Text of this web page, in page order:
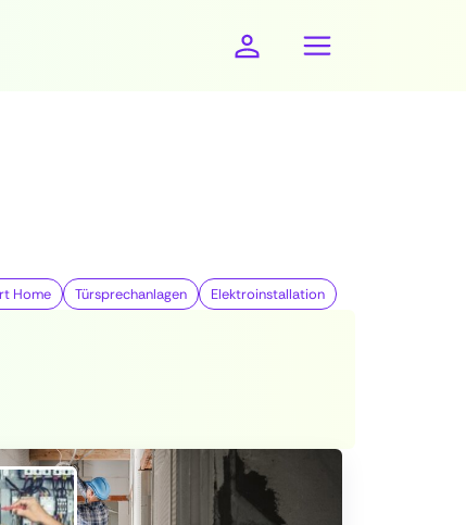
Home Türsprechanlagen Elektroinstallation